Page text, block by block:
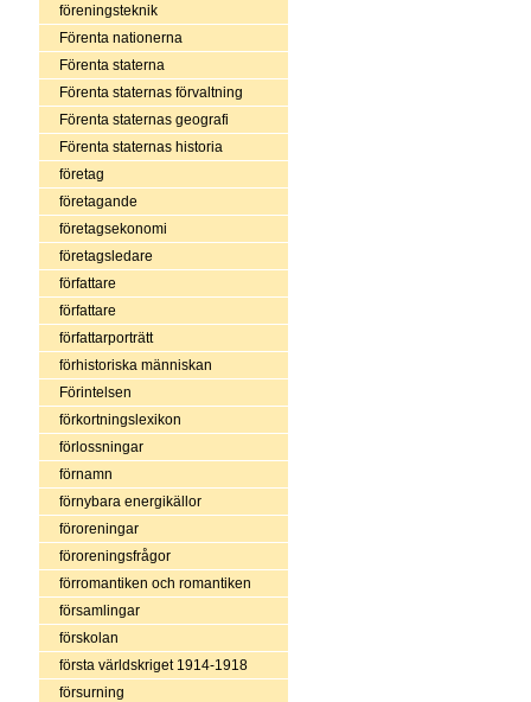
föreningsteknik
Förenta nationerna
Förenta staterna
Förenta staternas förvaltning
Förenta staternas geografi
Förenta staternas historia
företag
företagande
företagsekonomi
företagsledare
författare
författare
författarporträtt
förhistoriska människan
Förintelsen
förkortningslexikon
förlossningar
förnamn
förnybara energikällor
föroreningar
föroreningsfrågor
förromantiken och romantiken
församlingar
förskolan
första världskriget 1914-1918
försurning